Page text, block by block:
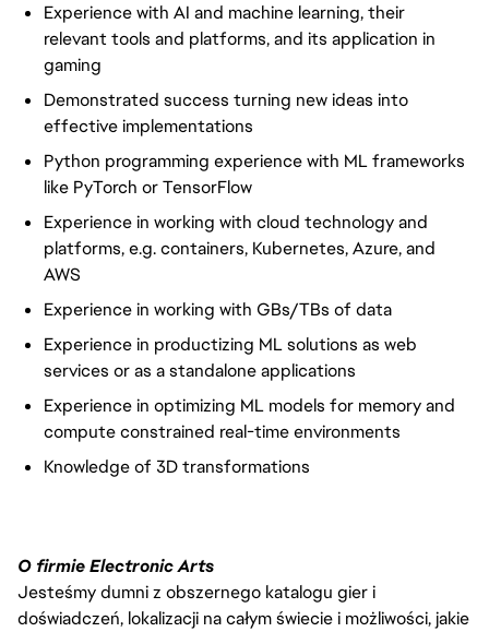
Experience with AI and machine learning, their
relevant tools and platforms, and its application in
gaming
Demonstrated success turning new ideas into
effective implementations
Python programming experience with ML frameworks
like PyTorch or TensorFlow
Experience in working with cloud technology and
platforms, e.g. containers, Kubernetes, Azure, and
AWS
Experience in working with GBs/TBs of data
Experience in productizing ML solutions as web
services or as a standalone applications
Experience in optimizing ML models for memory and
compute constrained real-time environments
Knowledge of 3D transformations
O firmie Electronic Arts
Jesteśmy dumni z obszernego katalogu gier i
doświadczeń, lokalizacji na całym świecie i możliwości, jakie